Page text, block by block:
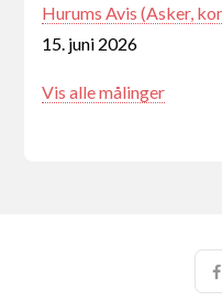
Hurums Avis (Asker,
15. juni 2026
Vis alle målinger